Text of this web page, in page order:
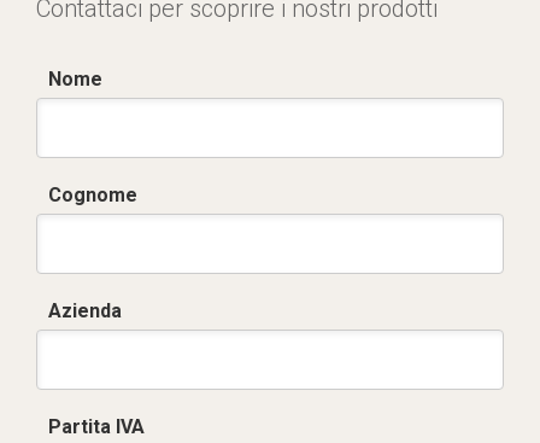
Contattaci per scoprire i nostri prodotti
Nome
Cognome
Azienda
Partita IVA